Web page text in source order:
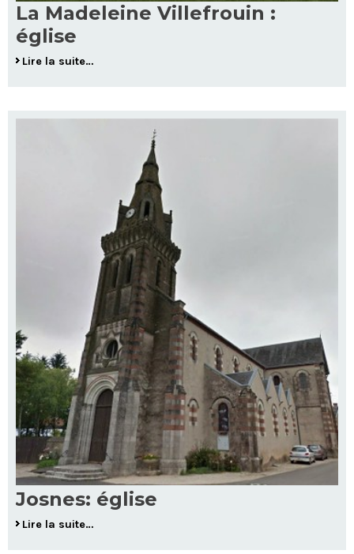
La Madeleine Villefrouin :
église
Lire la suite…
Josnes: église
Lire la suite…